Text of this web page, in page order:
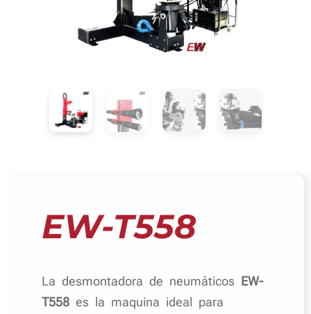
EW-T558
La desmontadora de neumáticos EW-
T558 es la maquina ideal para